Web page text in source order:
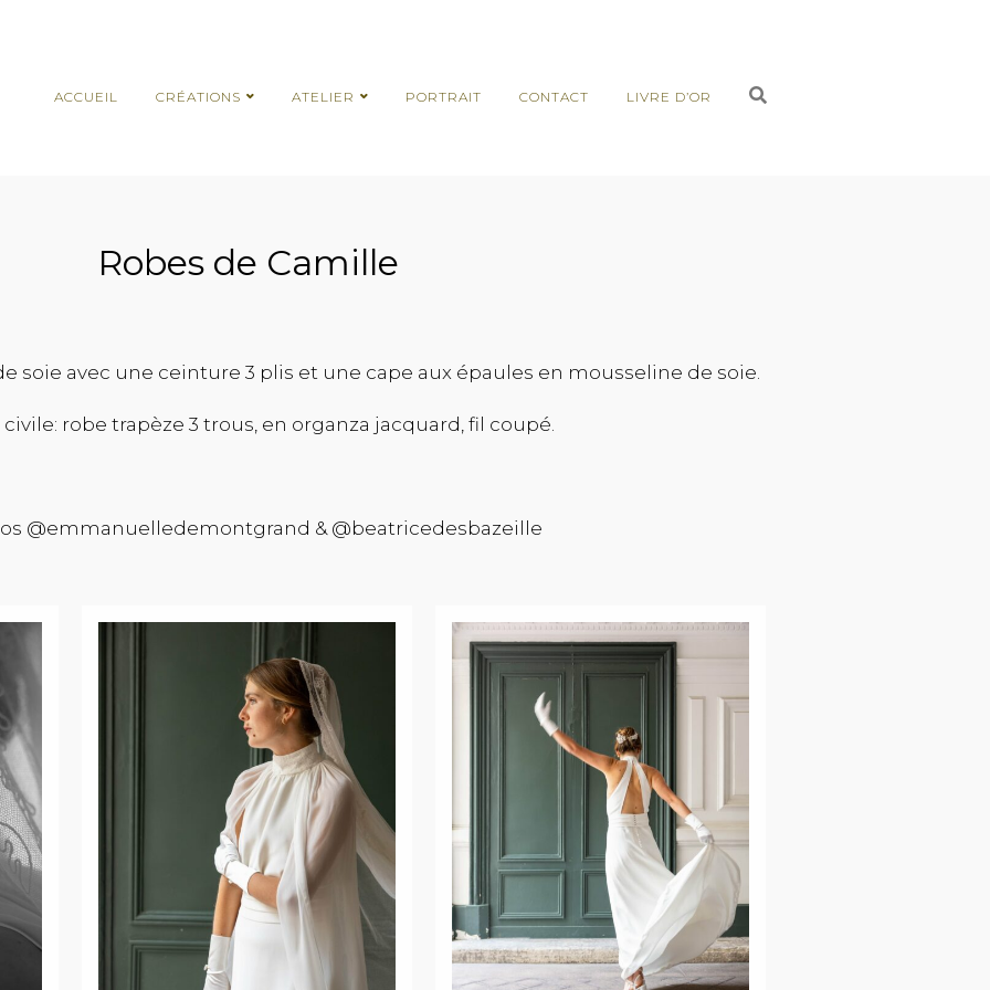
ACCUEIL CRÉATIONS ATELIER PORTRAIT CONTACT LIVRE D’OR
Robes de Camille
soie avec une ceinture 3 plis et une cape aux épaules en mousseline de soie.
civile: robe trapèze 3 trous, en organza jacquard, fil coupé.
@emmanuelledemontgrand & @beatricedesbazeille